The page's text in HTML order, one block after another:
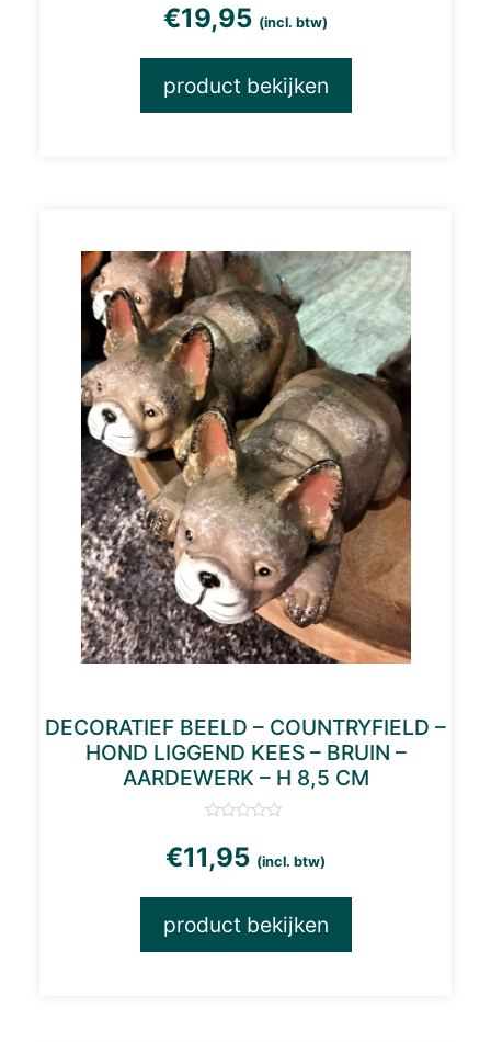
€19,95 (incl. btw)
product bekijken
DECORATIEF BEELD – COUNTRYFIELD –
HOND LIGGEND KEES – BRUIN –
AARDEWERK – H 8,5 CM
€11,95 (incl. btw)
product bekijken